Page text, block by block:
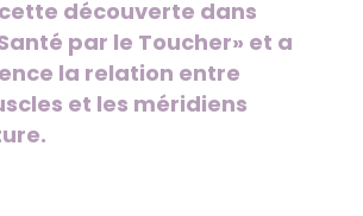
découverte dans
par le Toucher» et a
la relation entre
et les méridiens